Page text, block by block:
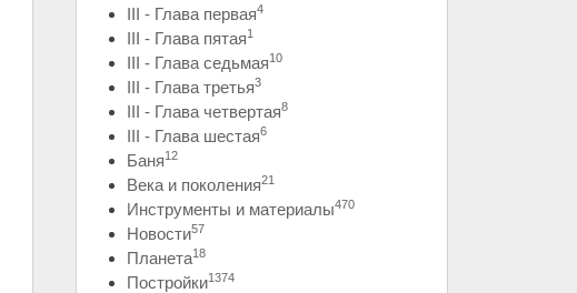
III - Глава первая4
III - Глава пятая1
III - Глава седьмая10
III - Глава третья3
III - Глава четвертая8
III - Глава шестая6
Баня12
Века и поколения21
Инструменты и материалы470
Новости57
Планета18
Постройки1374